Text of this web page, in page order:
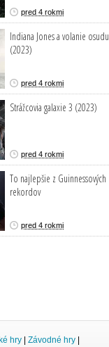
pred 4 rokmi
Indiana Jones a volanie osudu
(2023)
pred 4 rokmi
Strážcovia galaxie 3 (2023)
pred 4 rokmi
To najlepšie z Guinnessových
rekordov
pred 4 rokmi
hry Závodné hry